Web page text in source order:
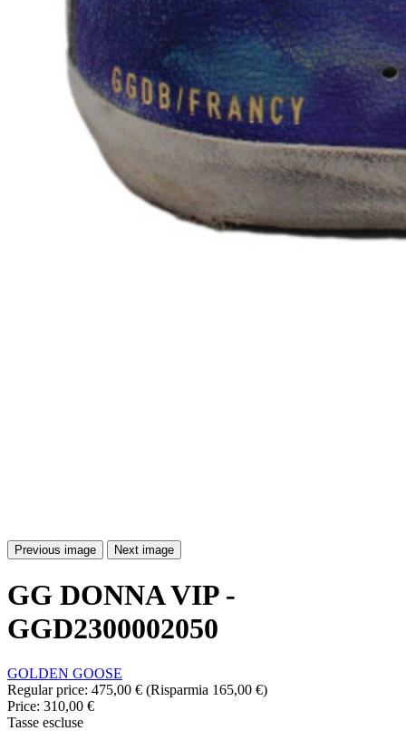
Previous image Next image
GG DONNA VIP -
GGD2300002050
GOLDEN GOOSE
Regular price: 475,00 € (Risparmia 165,00 €)
Price: 310,00 €
Tasse escluse